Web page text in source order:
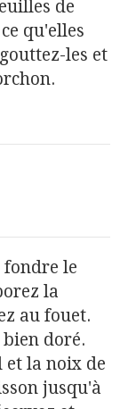
de
qu'elles
les et
fondre le
la
au fouet.
doré.
la noix de
jusqu'à